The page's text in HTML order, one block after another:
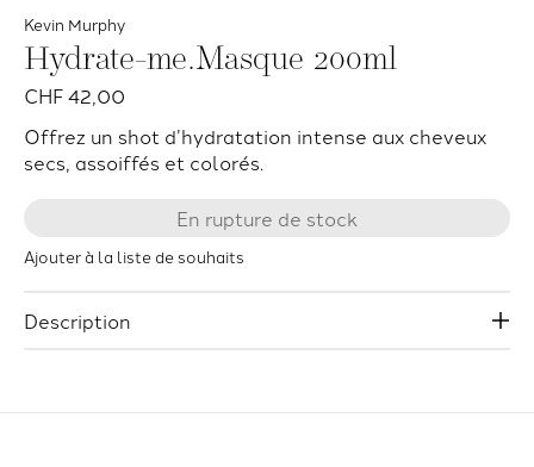
Kevin Murphy
Hydrate-me.Masque 200ml
CHF 42,00
Offrez un shot d’hydratation intense aux cheveux
secs, assoiffés et colorés.
En rupture de stock
Ajouter à la liste de souhaits
Description